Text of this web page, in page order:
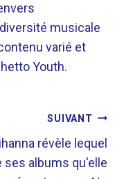
musicale
varié et
Youth.
SUIVANT
révèle lequel
ses albums qu'elle